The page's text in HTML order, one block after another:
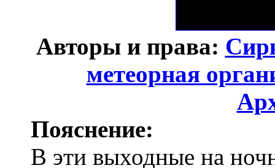
Авторы и права:
метеорная
Пояснение:
В эти выходные на